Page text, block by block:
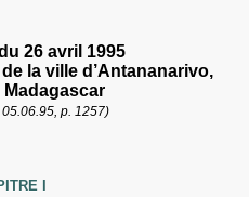
26 avril 1995
la ville d’Antananarivo,
p. 1257)
I